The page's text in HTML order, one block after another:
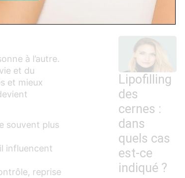
à l’autre.
et du
et mieux
souvent plus
influencent
reprise
Lipofilling
des
cernes :
dans
quels cas
est-ce
indiqué ?